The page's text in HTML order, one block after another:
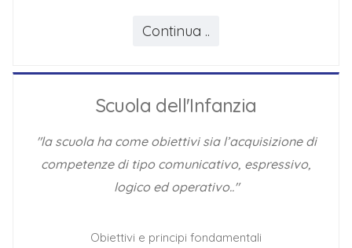
Continua ..
Scuola dell'Infanzia
"la scuola ha come obiettivi sia l’acquisizione di
competenze di tipo comunicativo, espressivo,
logico ed operativo.."
Obiettivi e principi fondamentali